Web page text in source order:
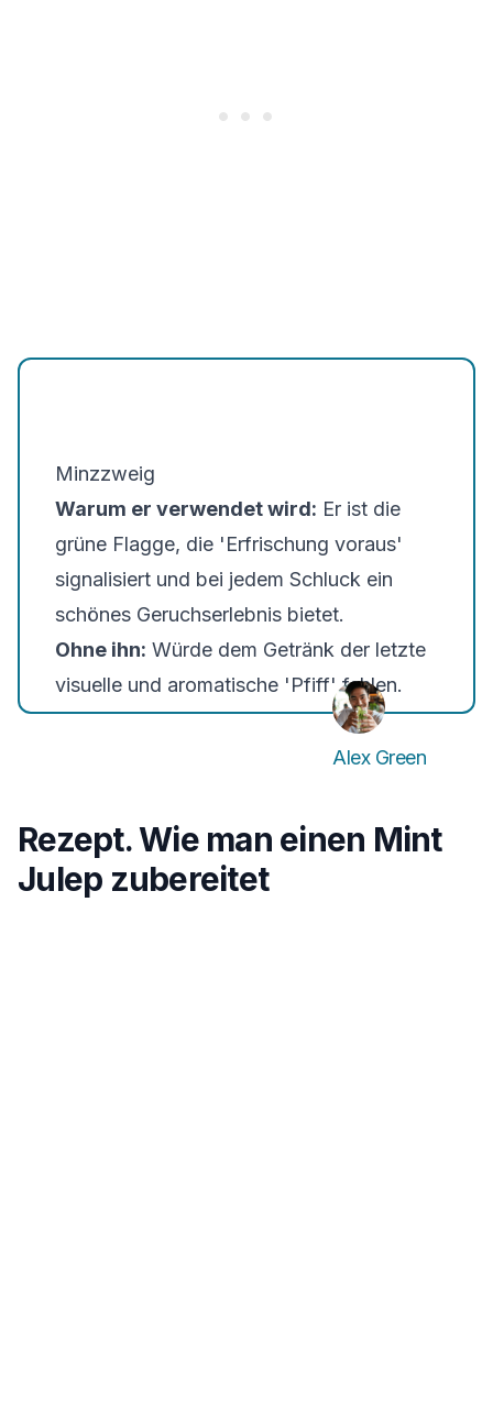
Minzzweig
Warum er verwendet wird: Er ist die
grüne Flagge, die 'Erfrischung voraus'
signalisiert und bei jedem Schluck ein
schönes Geruchserlebnis bietet.
Ohne ihn: Würde dem Getränk der letzte
visuelle und aromatische 'Pfiff' fehlen.
Alex Green
Rezept. Wie man einen Mint
Julep zubereitet